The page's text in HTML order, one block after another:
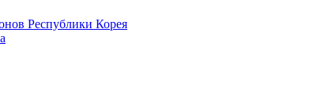
Республики Корея